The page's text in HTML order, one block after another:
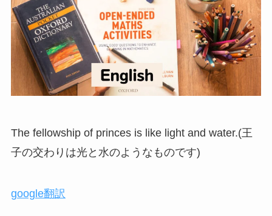
The fellowship of princes is like light and water.(王
子の交わりは光と水のようなものです)
google翻訳